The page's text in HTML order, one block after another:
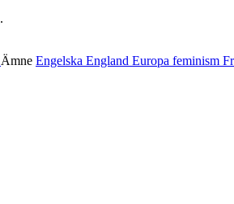
.
Ämne Engelska England Europa feminism